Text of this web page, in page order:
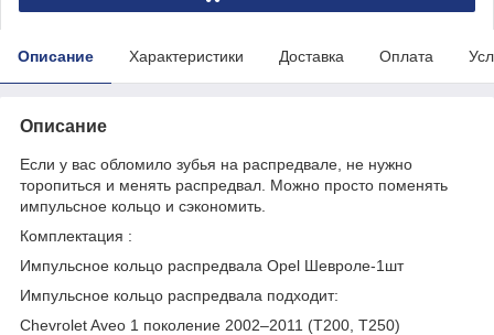
Описание Характеристики Доставка Оплата
Описание
Если у вас обломило зубья на распредвале, не нужно
торопиться и менять распредвал. Можно просто поменять
импульсное кольцо и сэкономить.
Комплектация :
Импульсное кольцо распредвала Opel Шевроле-1шт
Импульсное кольцо распредвала подходит:
Chevrolet Aveo 1 поколение 2002–2011 (T200, T250)